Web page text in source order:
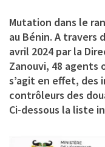
Mutation dans le
au Bénin. A travers
avril 2024 par la
Zanouvi, 48
s’agit en effet, des
contrôleurs des
Ci-dessous la liste